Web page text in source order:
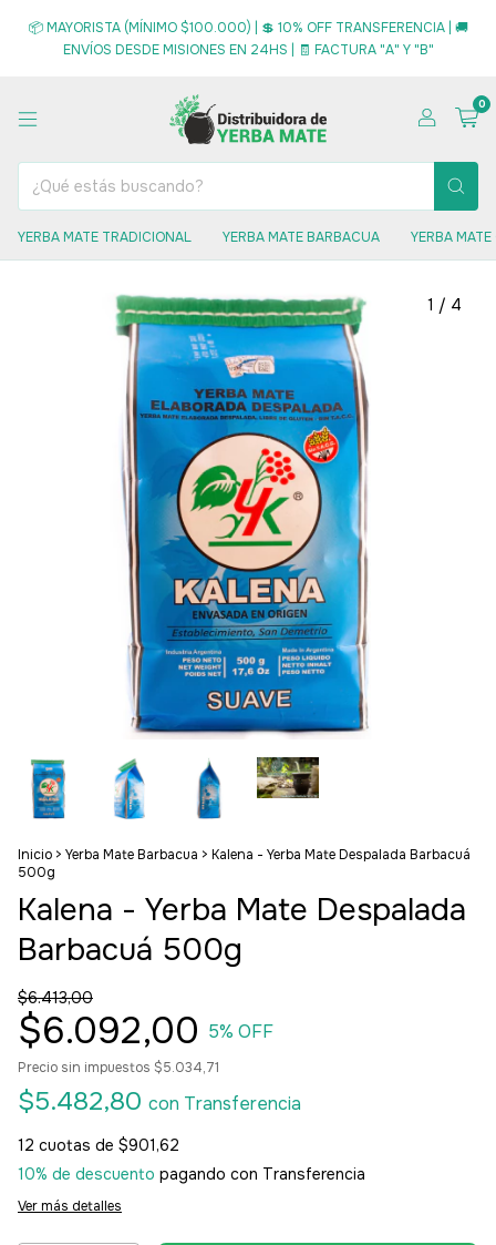
📦 MAYORISTA (MÍNIMO $100.000) | 💲 10% OFF TRANSFERENCIA | 🚚
ENVÍOS DESDE MISIONES EN 24HS | 🧾 FACTURA "A" Y "B"
0
YERBA MATE TRADICIONAL YERBA MATE BARBACUA YERBA
1 / 4
Inicio > Yerba Mate Barbacua > Kalena - Yerba Mate Despalada Barbacuá
500g
Kalena - Yerba Mate Despalada
Barbacuá 500g
$6.413,00
$6.092,00 5% OFF
Precio sin impuestos $5.034,71
$5.482,80 con Transferencia
12 cuotas de $901,62
10% de descuento pagando con Transferencia
Ver más detalles